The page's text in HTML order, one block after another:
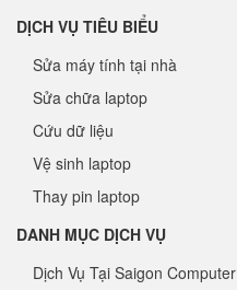
DỊCH VỤ TIÊU BIỂU
Sửa máy tính tại nhà
Sửa chữa laptop
Cứu dữ liệu
Vệ sinh laptop
Thay pin laptop
DANH MỤC DỊCH VỤ
Dịch Vụ Tại Saigon Computer